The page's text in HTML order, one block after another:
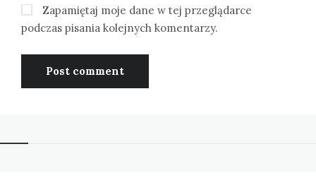
Zapamiętaj moje dane w tej przeglądarce
podczas pisania kolejnych komentarzy.